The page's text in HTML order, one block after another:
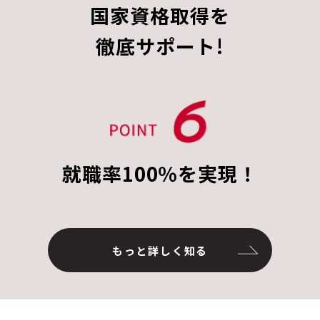
国家資格取得を
徹底サポート!
就職率100％を実現！
もっと詳しく知る